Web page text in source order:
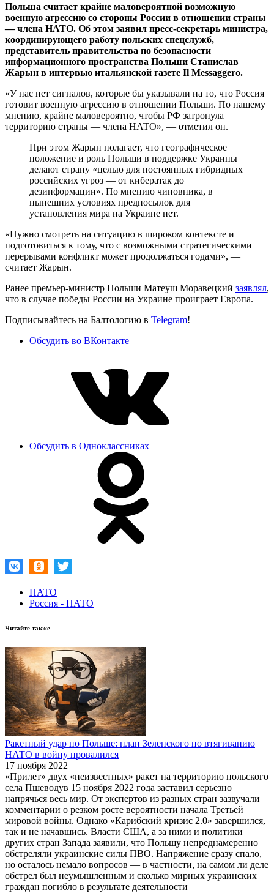
Польша считает крайне маловероятной возможную
военную агрессию со стороны России в отношении страны
— члена НАТО. Об этом заявил пресс-секретарь министра,
координирующего работу польских спецслужб,
представитель правительства по безопасности
информационного пространства Польши Станислав
Жарын в интервью итальянской газете Il Messaggero.
«У нас нет сигналов, которые бы указывали на то, что Россия
готовит военную агрессию в отношении Польши. По нашему
мнению, крайне маловероятно, чтобы РФ затронула
территорию страны — члена НАТО», — отметил он.
При этом Жарын полагает, что географическое
положение и роль Польши в поддержке Украины
делают страну «целью для постоянных гибридных
российских угроз — от кибератак до
дезинформации». По мнению чиновника, в
нынешних условиях предпосылок для
установления мира на Украине нет.
«Нужно смотреть на ситуацию в широком контексте и
подготовиться к тому, что с возможными стратегическими
перерывами конфликт может продолжаться годами», —
считает Жарын.
Ранее премьер-министр Польши Матеуш Моравецкий заявлял,
что в случае победы России на Украине проиграет Европа.
Подписывайтесь на Балтологию в Telegram!
Обсудить во ВКонтакте
Обсудить в Одноклассниках
НАТО
Россия - НАТО
Читайте также
Ракетный удар по Польше: план Зеленского по втягиванию
НАТО в войну провалился
17 ноября 2022
«Прилет» двух «неизвестных» ракет на территорию польского
села Пшеводув 15 ноября 2022 года заставил серьезно
напрячься весь мир. От экспертов из разных стран зазвучали
комментарии о резком росте вероятности начала Третьей
мировой войны. Однако «Карибский кризис 2.0» завершился,
так и не начавшись. Власти США, а за ними и политики
других стран Запада заявили, что Польшу непреднамеренно
обстреляли украинские силы ПВО. Напряжение сразу спало,
но осталось немало вопросов — в частности, на самом ли деле
обстрел был неумышленным и сколько мирных украинских
граждан погибло в результате деятельности